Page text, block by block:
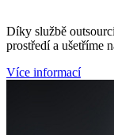
Díky službě
prostředí a ušetříme
Více informací